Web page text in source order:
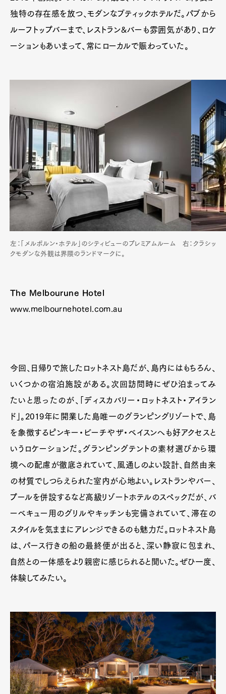
独特の存在感を放つ、モダンなブティックホテルだ。パブから
ルーフトップバーまで、レストラン&バーも雰囲気があり、ロケ
ーションもあいまって、常にローカルで賑わっていた。
左：「メルボルン・ホテル」のシティビューのプレミアムルーム 右：クラシッ
クモダンな外観は界隈のランドマークに。
The Melbourune Hotel
www.melbournehotel.com.au
今回、日帰りで旅したロットネスト島だが、島内にはもちろん、
いくつかの宿泊施設がある。次回訪問時にぜひ泊まってみ
たいと思ったのが、「ディスカバリー・ロットネスト・アイラン
ド」。2019年に開業した島唯一のグランピングリゾートで、島
を象徴するピンキー・ビーチやザ・ベイスンへも好アクセスと
いうロケーションだ。グランピングテントの素材選びから環
境への配慮が徹底されていて、風通しのよい設計、自然由来
の材質でしつらえられた室内が心地よい。レストランやバー、
プールを併設するなど高級リゾートホテルのスペックだが、バ
ーベキュー用のグリルやキッチンも完備されていて、滞在の
スタイルを気ままにアレンジできるのも魅力だ。ロットネスト島
は、パース行きの船の最終便が出ると、深い静寂に包まれ、
自然との一体感をより親密に感じられると聞いた。ぜひ一度、
体験してみたい。